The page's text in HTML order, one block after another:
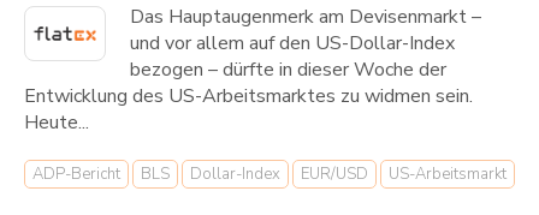
Das Hauptaugenmerk am Devisenmarkt –
und vor allem auf den US-Dollar-Index
bezogen – dürfte in dieser Woche der
Entwicklung des US-Arbeitsmarktes zu widmen sein.
Heute...
ADP-Bericht BLS Dollar-Index EUR/USD US-Arbeitsmarkt